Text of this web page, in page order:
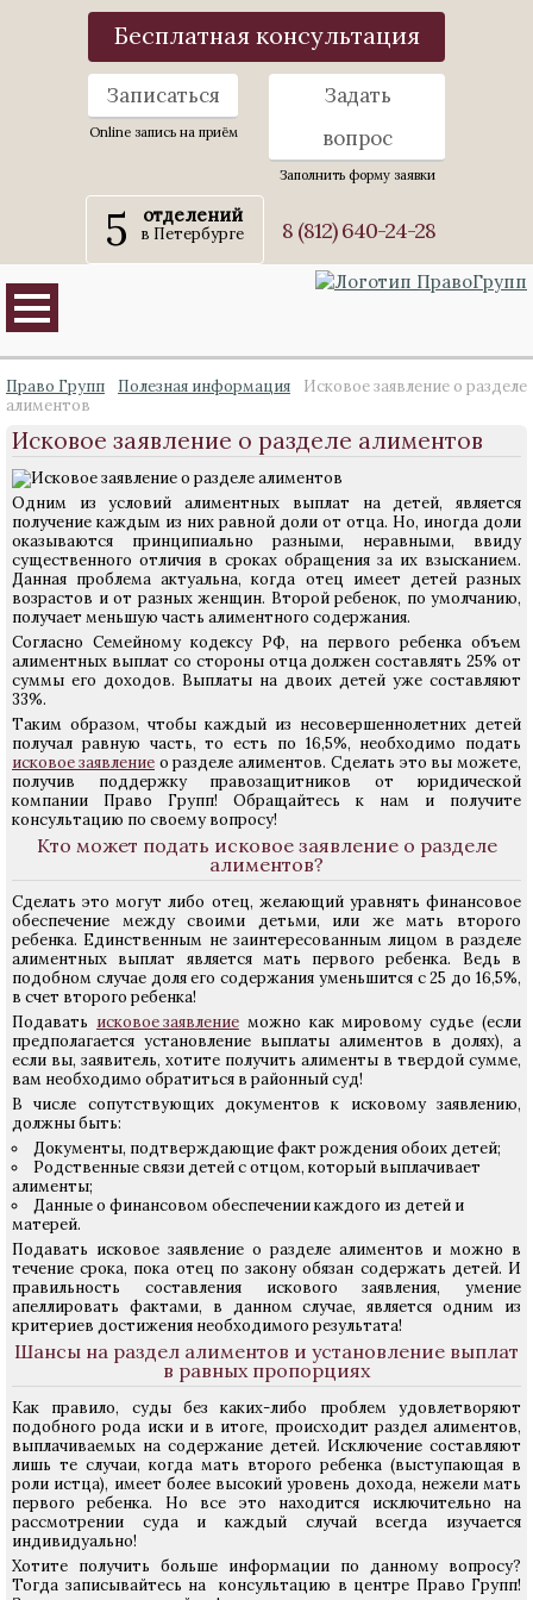
Бесплатная консультация
Записаться
Online запись на приём
Задать
вопрос
Заполнить форму заявки
5 отделений
в Петербурге 8 (812) 640-24-28
Право Групп Полезная информация
Исковое заявление о разделе
алиментов
Исковое заявление о разделе алиментов
Одним из условий алиментных выплат на детей, является
получение каждым из них равной доли от отца. Но, иногда доли
оказываются принципиально разными, неравными, ввиду
существенного отличия в сроках обращения за их взысканием.
Данная проблема актуальна, когда отец имеет детей разных
возрастов и от разных женщин. Второй ребенок, по умолчанию,
получает меньшую часть алиментного содержания.
Согласно Семейному кодексу РФ, на первого ребенка объем
алиментных выплат со стороны отца должен составлять 25% от
суммы его доходов. Выплаты на двоих детей уже составляют
33%.
Таким образом, чтобы каждый из несовершеннолетних детей
получал равную часть, то есть по 16,5%, необходимо подать
исковое заявление о разделе алиментов. Сделать это вы можете,
получив поддержку правозащитников от юридической
компании Право Групп! Обращайтесь к нам и получите
консультацию по своему вопросу!
Кто может подать исковое заявление о разделе
алиментов?
Сделать это могут либо отец, желающий уравнять финансовое
обеспечение между своими детьми, или же мать второго
ребенка. Единственным не заинтересованным лицом в разделе
алиментных выплат является мать первого ребенка. Ведь в
подобном случае доля его содержания уменьшится с 25 до 16,5%,
в счет второго ребенка!
Подавать исковое заявлениеможно как мировому судье (если
предполагается установление выплаты алиментов в долях), а
если вы, заявитель, хотите получить алименты в твердой сумме,
вам необходимо обратиться в районный суд!
В числе сопутствующих документов к исковому заявлению,
должны быть:
Документы, подтверждающие факт рождения обоих детей;
Родственные связи детей с отцом, который выплачивает
алименты;
Данные о финансовом обеспечении каждого из детей и
матерей.
Подавать исковое заявление о разделе алиментов и можно в
течение срока, пока отец по закону обязан содержать детей. И
правильность составления искового заявления, умение
апеллировать фактами, в данном случае, является одним из
критериев достижения необходимого результата!
Шансы на раздел алиментов и установление выплат
в равных пропорциях
Как правило, суды без каких-либо проблем удовлетворяют
подобного рода иски и в итоге, происходит раздел алиментов,
выплачиваемых на содержание детей. Исключение составляют
лишь те случаи, когда мать второго ребенка (выступающая в
роли истца), имеет более высокий уровень дохода, нежели мать
первого ребенка. Но все это находится исключительно на
рассмотрении суда и каждый случай всегда изучается
индивидуально!
Хотите получить больше информации по данному вопросу?
Тогда записывайтесь на консультацию в центре Право Групп!